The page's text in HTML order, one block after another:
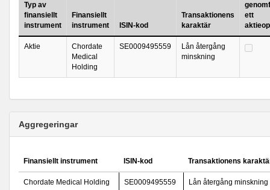
Typ av
finansiellt
instrument
Finansiellt
instrument
ISIN-kod
Transaktionens
karaktär
ett
Aktie
Chordate
Medical
Holding
SE0009495559
Lån återgång
minskning
Aggregeringar
Finansiellt instrument ISIN-kod Transaktionens
Chordate Medical Holding SE0009495559 Lån återgång minskning